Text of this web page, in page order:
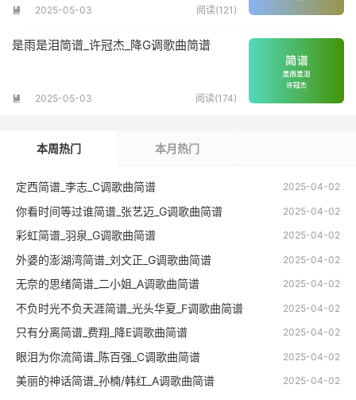
 2025-05-03 阅读(121)
是雨是泪简谱_许冠杰_降G调歌曲简谱
 2025-05-03 阅读(174)
本周热门 本月热门
2025-04-02
定西简谱_李志_C调歌曲简谱
2025-04-02
你看时间等过谁简谱_张艺迈_G调歌曲简谱
2025-04-02
彩虹简谱_羽泉_G调歌曲简谱
2025-04-02
外婆的澎湖湾简谱_刘文正_G调歌曲简谱
2025-04-02
无奈的思绪简谱_二小姐_A调歌曲简谱
2025-04-02
不负时光不负天涯简谱_光头华夏_F调歌曲简谱
2025-04-02
只有分离简谱_费翔_降E调歌曲简谱
2025-04-02
眼泪为你流简谱_陈百强_C调歌曲简谱
2025-04-02
美丽的神话简谱_孙楠/韩红_A调歌曲简谱